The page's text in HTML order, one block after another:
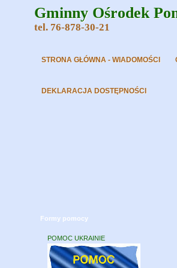
Gminny Ośrodek
tel. 76-878-30-21
STRONA GŁÓWNA - WIADOMOŚCI
DEKLARACJA DOSTĘPNOŚCI
Formy pomocy
POMOC UKRAINIE